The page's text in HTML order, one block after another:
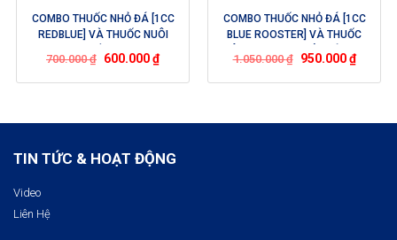
COMBO THUỐC NHỎ ĐÁ [1CC
REDBLUE] VÀ THUỐC NUÔI
GIÚP GÀ TĂNG BO LỚN
700.000₫ 600.000₫
COMBO THUỐC NHỎ ĐÁ [1CC
BLUE ROOSTER] VÀ THUỐC
BO CỰC KỲ LỚN TRONG THỜI
GIAN 2 TUẦN
1.050.000₫ 950.000₫
TIN TỨC & HOẠT ĐỘNG
Video
Liên Hệ